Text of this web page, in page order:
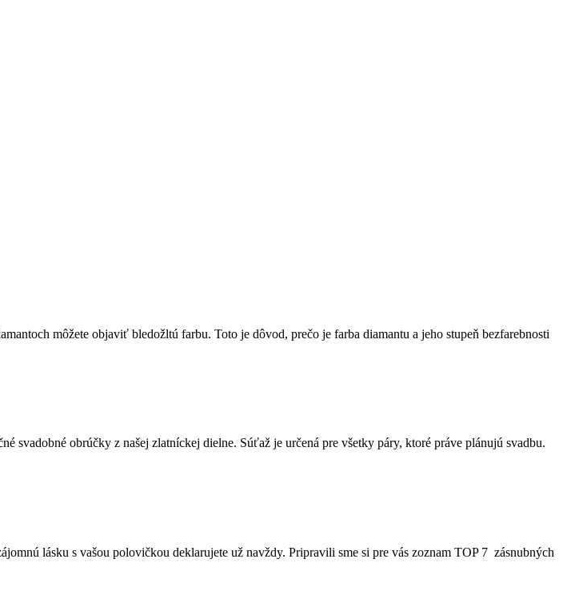
môžete objaviť bledožltú farbu. Toto je dôvod, prečo je farba diamantu a jeho stupeň bezfarebnosti
svadobné obrúčky z našej zlatníckej dielne. Súťaž je určená pre všetky páry, ktoré práve plánujú svadbu.
lásku s vašou polovičkou deklarujete už navždy. Pripravili sme si pre vás zoznam TOP 7 zásnubných